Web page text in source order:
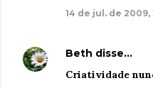
14 de jul. de 2009,
Beth disse…
Criatividade